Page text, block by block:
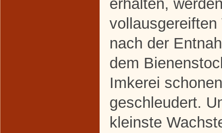
erhalten,
vollausgereiften
nach der
dem
Imkerei
geschleudert.
kleinste